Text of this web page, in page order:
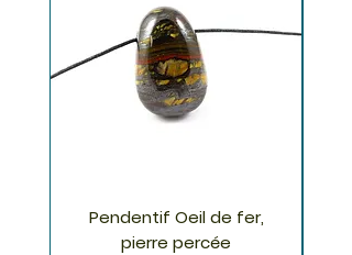
Pendentif Oeil de fer,
pierre percée